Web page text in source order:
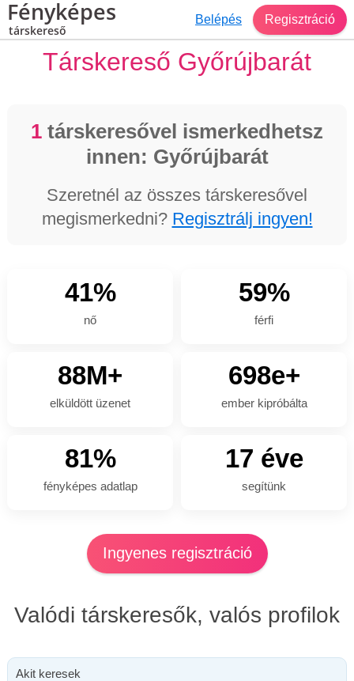
Fényképes
társkereső
Belépés Regisztráció
Társkereső Győrújbarát
1 társkeresővel ismerkedhetsz
innen: Győrújbarát
Szeretnél az összes társkeresővel
megismerkedni? Regisztrálj ingyen!
41%
nő
59%
férfi
88M+
elküldött üzenet
698e+
ember kipróbálta
81%
fényképes adatlap
17 éve
segítünk
Ingyenes regisztráció
Valódi társkeresők, valós profilok
Akit keresek